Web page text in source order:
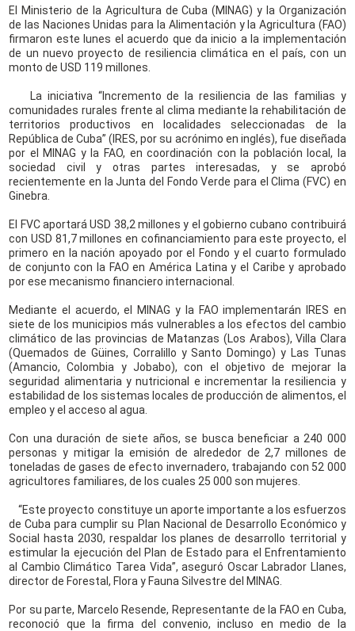
El Ministerio de la Agricultura de Cuba (MINAG) y la Organización
de las Naciones Unidas para la Alimentación y la Agricultura (FAO)
firmaron este lunes el acuerdo que da inicio a la implementación
de un nuevo proyecto de resiliencia climática en el país, con un
monto de USD 119 millones.
La iniciativa “Incremento de la resiliencia de las familias y
comunidades rurales frente al clima mediante la rehabilitación de
territorios productivos en localidades seleccionadas de la
República de Cuba” (IRES, por su acrónimo en inglés), fue diseñada
por el MINAG y la FAO, en coordinación con la población local, la
sociedad civil y otras partes interesadas, y se aprobó
recientemente en la Junta del Fondo Verde para el Clima (FVC) en
Ginebra.
El FVC aportará USD 38,2 millones y el gobierno cubano contribuirá
con USD 81,7 millones en cofinanciamiento para este proyecto, el
primero en la nación apoyado por el Fondo y el cuarto formulado
de conjunto con la FAO en América Latina y el Caribe y aprobado
por ese mecanismo financiero internacional.
Mediante el acuerdo, el MINAG y la FAO implementarán IRES en
siete de los municipios más vulnerables a los efectos del cambio
climático de las provincias de Matanzas (Los Arabos), Villa Clara
(Quemados de Güines, Corralillo y Santo Domingo) y Las Tunas
(Amancio, Colombia y Jobabo), con el objetivo de mejorar la
seguridad alimentaria y nutricional e incrementar la resiliencia y
estabilidad de los sistemas locales de producción de alimentos, el
empleo y el acceso al agua.
Con una duración de siete años, se busca beneficiar a 240 000
personas y mitigar la emisión de alrededor de 2,7 millones de
toneladas de gases de efecto invernadero, trabajando con 52 000
agricultores familiares, de los cuales 25 000 son mujeres.
“Este proyecto constituye un aporte importante a los esfuerzos
de Cuba para cumplir su Plan Nacional de Desarrollo Económico y
Social hasta 2030, respaldar los planes de desarrollo territorial y
estimular la ejecución del Plan de Estado para el Enfrentamiento
al Cambio Climático Tarea Vida”, aseguró Oscar Labrador Llanes,
director de Forestal, Flora y Fauna Silvestre del MINAG.
Por su parte, Marcelo Resende, Representante de la FAO en Cuba,
reconoció que la firma del convenio, incluso en medio de la